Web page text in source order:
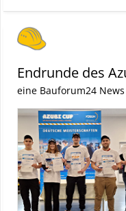
Endrunde des
eine Bauforum24